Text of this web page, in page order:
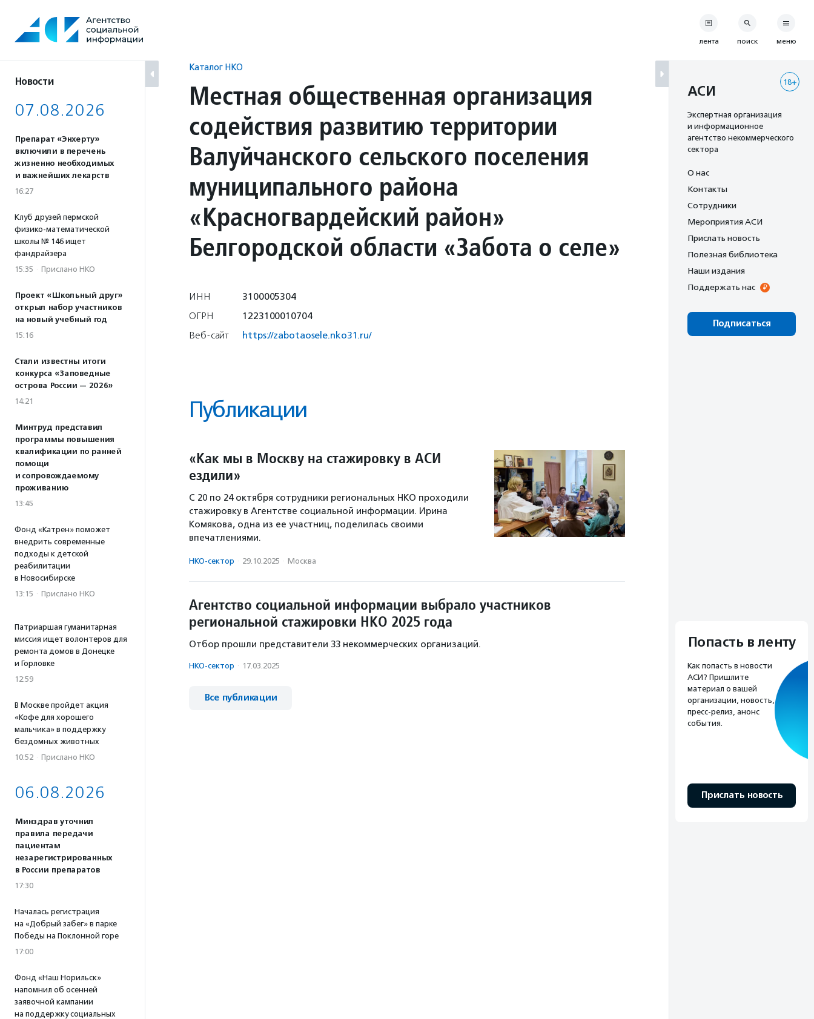
содержанию
Новости
07.08.2026
Препарат «Энхерту»
включили в перечень
жизненно необходимых
и важнейших лекарств
16:27
Клуб друзей пермской
физико-математической
школы № 146 ищет
фандрайзера
15:35 · Прислано НКО
Проект «Школьный друг»
открыл набор участников
на новый учебный год
15:16
Стали известны итоги
конкурса «Заповедные
острова России — 2026»
14:21
Минтруд представил
программы повышения
квалификации по ранней
помощи
и сопровождаемому
проживанию
13:45
Фонд «Катрен» поможет
внедрить современные
подходы к детской
реабилитации
в Новосибирске
13:15 · Прислано НКО
Патриаршая гуманитарная
миссия ищет волонтеров для
ремонта домов в Донецке
и Горловке
12:59
В Москве пройдет акция
«Кофе для хорошего
мальчика» в поддержку
бездомных животных
10:52 · Прислано НКО
06.08.2026
Минздрав уточнил
правила передачи
пациентам
незарегистрированных
в России препаратов
17:30
Началась регистрация
на «Добрый забег» в парке
Победы на Поклонной горе
17:00
Фонд «Наш Норильск»
напомнил об осенней
заявочной кампании
на поддержку социальных
Каталог НКО
Местная общественная организация
содействия развитию территории
Валуйчанского сельского поселения
муниципального района
«Красногвардейский район»
Белгородской области «Забота о селе»
ИНН
3100005304
ОГРН
1223100010704
Веб-сайт
https://zabotaosele.nko31.ru/
Публикации
«Как мы в Москву на стажировку в АСИ
ездили»
С 20 по 24 октября сотрудники региональных НКО проходили
стажировку в Агентстве социальной информации. Ирина
Комякова, одна из ее участниц, поделилась своими
впечатлениями.
НКО-сектор · 29.10.2025 · Москва
Агентство социальной информации выбрало участников
региональной стажировки НКО 2025 года
Отбор прошли представители 33 некоммерческих организаций.
НКО-сектор · 17.03.2025
Все публикации
лента поиск меню
18+
АСИ
Экспертная организация
и информационное
агентство некоммерческого
сектора
О нас
Контакты
Сотрудники
Мероприятия АСИ
Прислать новость
Полезная библиотека
Наши издания
Поддержать нас
Подписаться
Попасть в ленту
Как попасть в новости
АСИ? Пришлите
материал о вашей
организации, новость,
пресс-релиз, анонс
события.
Прислать новость